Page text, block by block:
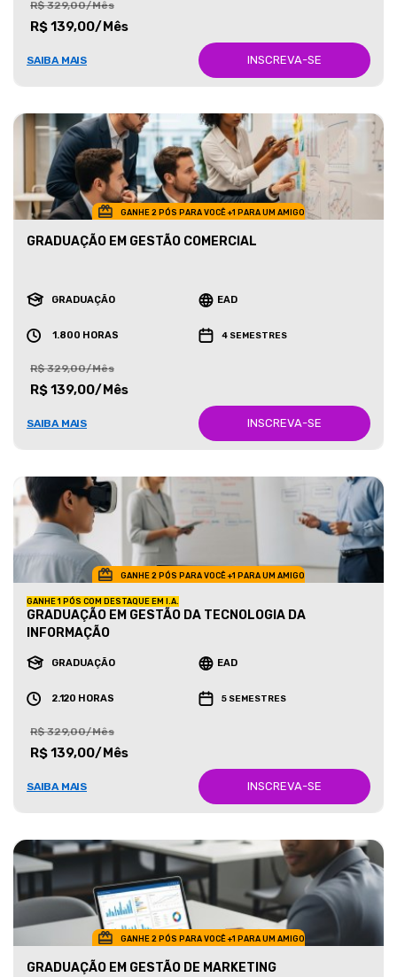
R$ 329,00/Mês
R$ 139,00/Mês
SAIBA MAIS INSCREVA-SE
GANHE 2 PÓS PARA VOCÊ +1 PARA UM AMIGO
GRADUAÇÃO EM GESTÃO COMERCIAL
GRADUAÇÃO EAD
1.800 HORAS 4 SEMESTRES
R$ 329,00/Mês
R$ 139,00/Mês
SAIBA MAIS INSCREVA-SE
GANHE 2 PÓS PARA VOCÊ +1 PARA UM AMIGO
GANHE 1 PÓS COM DESTAQUE EM I.A.
GRADUAÇÃO EM GESTÃO DA TECNOLOGIA DA
INFORMAÇÃO
GRADUAÇÃO EAD
2.120 HORAS 5 SEMESTRES
R$ 329,00/Mês
R$ 139,00/Mês
SAIBA MAIS INSCREVA-SE
GANHE 2 PÓS PARA VOCÊ +1 PARA UM AMIGO
GRADUAÇÃO EM GESTÃO DE MARKETING